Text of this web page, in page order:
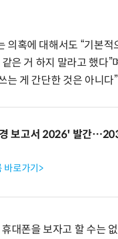
의혹에 대해서도 “기본
은 거 하지 말라고 했다”
는 게 간단한 것은 아니다
보고서 2026' 발간
바로가기>
대폰을 보자고 할 수는